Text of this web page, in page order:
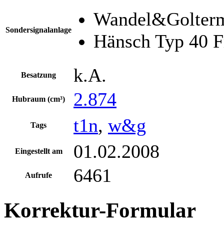
Sondersignalanlage
Hänsch Typ 40
Besatzung k.A.
Hubraum (cm³) 2.874
Tags t1n, w&g
Eingestellt am 01.02.2008
Aufrufe 6461
Korrektur-Formular